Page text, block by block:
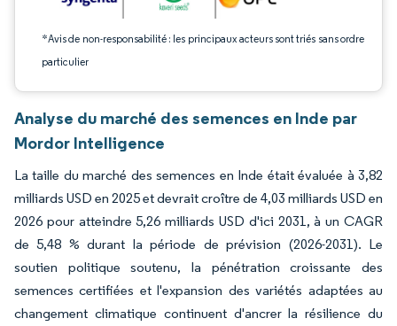
*Avis de non-responsabilité : les principaux acteurs sont triés sans ordre
particulier
Analyse du marché des semences en Inde par
Mordor Intelligence
La taille du marché des semences en Inde était évaluée à 3,82
milliards USD en 2025 et devrait croître de 4,03 milliards USD en
2026 pour atteindre 5,26 milliards USD d'ici 2031, à un CAGR
de 5,48 % durant la période de prévision (2026-2031). Le
soutien politique soutenu, la pénétration croissante des
semences certifiées et l'expansion des variétés adaptées au
changement climatique continuent d'ancrer la résilience du